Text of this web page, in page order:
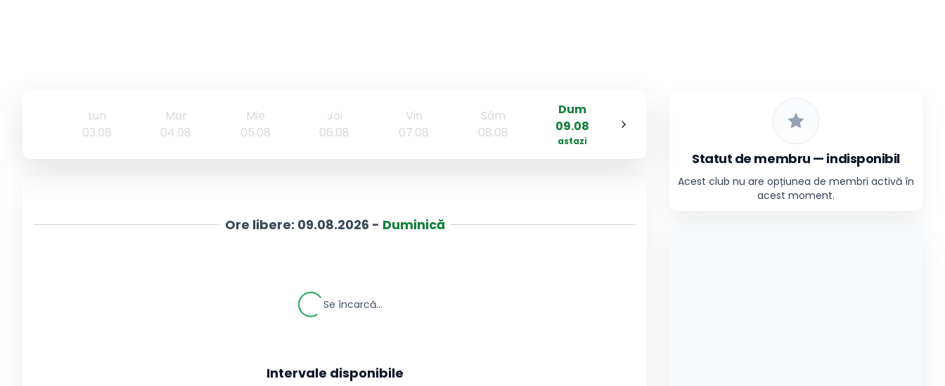
Lun
03.08
Mar
04.08
Mie
05.08
Joi
06.08
Vin
07.08
Sâm
08.08
Dum
09.08
astazi
Ore libere: 09.08.2026 - Duminică
Se încarcă...
Intervale disponibile
Statut de membru — indisponibil
Acest club nu are opțiunea de membri activă în
acest moment.